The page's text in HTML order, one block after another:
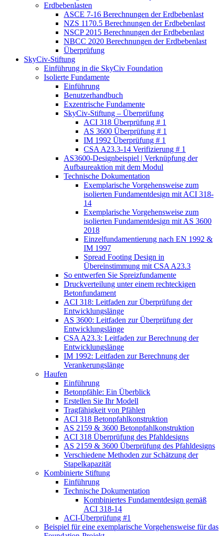
Erdbebenlasten
ASCE 7-16 Berechnungen der Erdbebenlast
NZS 1170.5 Berechnungen der Erdbebenlast
NSCP 2015 Berechnungen der Erdbebenlast
NBCC 2020 Berechnungen der Erdbebenlast
Überprüfung
SkyCiv-Stiftung
Einführung in die SkyCiv Foundation
Isolierte Fundamente
Einführung
Benutzerhandbuch
Exzentrische Fundamente
SkyCiv-Stiftung – Überprüfung
ACI 318 Überprüfung # 1
AS 3600 Überprüfung # 1
IM 1992 Überprüfung # 1
CSA A23.3-14 Verifizierung # 1
AS3600-Designbeispiel | Verknüpfung der
Aufbaureaktion mit dem Modul
Technische Dokumentation
Exemplarische Vorgehensweise zum
isolierten Fundamentdesign mit ACI 318-
14
Exemplarische Vorgehensweise zum
isolierten Fundamentdesign mit AS 3600
2018
Einzelfundamentierung nach EN 1992 &
IM 1997
Spread Footing Design in
Übereinstimmung mit CSA A23.3
So entwerfen Sie Spreizfundamente
Druckverteilung unter einem rechteckigen
Betonfundament
ACI 318: Leitfaden zur Überprüfung der
Entwicklungslänge
AS 3600: Leitfaden zur Überprüfung der
Entwicklungslänge
CSA A23.3: Leitfaden zur Berechnung der
Entwicklungslänge
IM 1992: Leitfaden zur Berechnung der
Verankerungslänge
Haufen
Einführung
Betonpfähle: Ein Überblick
Erstellen Sie Ihr Modell
Tragfähigkeit von Pfählen
ACI 318 Betonpfahlkonstruktion
AS 2159 & 3600 Betonpfahlkonstruktion
ACI 318 Überprüfung des Pfahldesigns
AS 2159 & 3600 Überprüfung des Pfahldesigns
Verschiedene Methoden zur Schätzung der
Stapelkapazität
Kombinierte Stiftung
Einführung
Technische Dokumentation
Kombiniertes Fundamentdesign gemäß
ACI 318-14
ACI-Überprüfung #1
Beispiel für eine exemplarische Vorgehensweise für das